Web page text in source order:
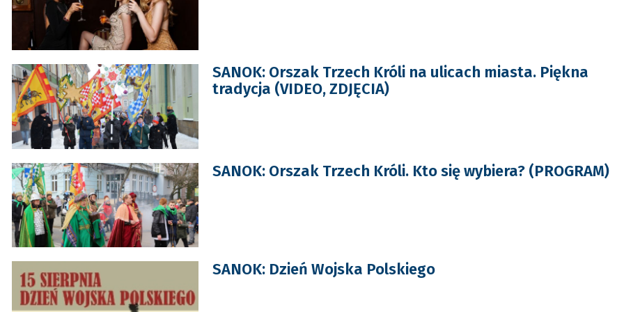
SANOK: Orszak Trzech Króli na ulicach miasta. Piękna
tradycja (VIDEO, ZDJĘCIA)
SANOK: Orszak Trzech Króli. Kto się wybiera? (PROGRAM)
SANOK: Dzień Wojska Polskiego